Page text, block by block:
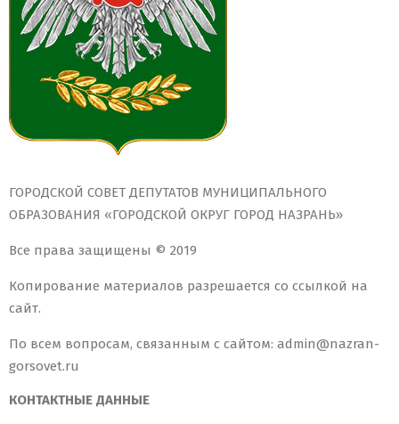
ГОРОДСКОЙ СОВЕТ ДЕПУТАТОВ МУНИЦИПАЛЬНОГО
ОБРАЗОВАНИЯ «ГОРОДСКОЙ ОКРУГ ГОРОД НАЗРАНЬ»
Все права защищены © 2019
Копирование материалов разрешается со ссылкой на
сайт.
По всем вопросам, связанным с сайтом: admin@nazran-
gorsovet.ru
КОНТАКТНЫЕ ДАННЫЕ